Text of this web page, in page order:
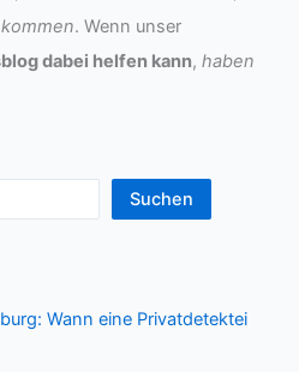
. Wenn unser
dabei helfen kann,haben
Suchen
Wann eine Privatdetektei